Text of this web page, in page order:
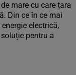
mare cu care țara
Din ce în ce mai
electrică,
pentru a